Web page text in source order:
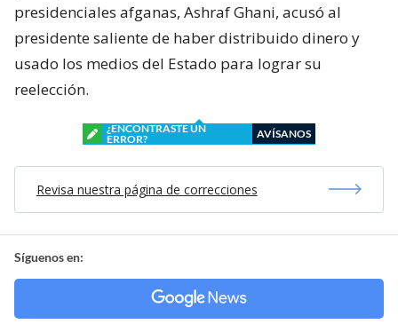
presidenciales afganas, Ashraf Ghani, acusó al
presidente saliente de haber distribuido dinero y
usado los medios del Estado para lograr su
reelección.
¿ENCONTRASTE UN
ERROR?
AVÍSANOS
Revisa nuestra página de correcciones
Síguenos en: